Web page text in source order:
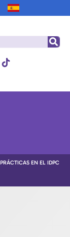
PRÁCTICAS EN EL IDPC